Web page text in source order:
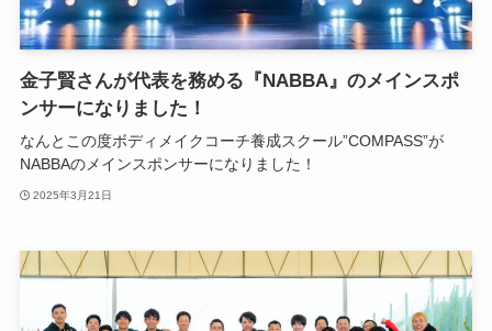
金子賢さんが代表を務める『NABBA』のメインスポ
ンサーになりました！
なんとこの度ボディメイクコーチ養成スクール”COMPASS”が
NABBAのメインスポンサーになりました！
2025年3月21日